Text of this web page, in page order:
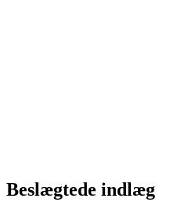
Beslægtede indlæg